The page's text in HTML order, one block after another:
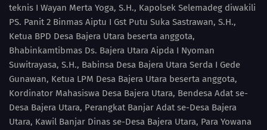
teknis I Wayan Merta Yoga, S.H., Kapolsek Selemadeg diwakili
PS. Panit 2 Binmas Aiptu I Gst Putu Suka Sastrawan, S.H.,
Ketua BPD Desa Bajera Utara beserta anggota,
Bhabinkamtibmas Ds. Bajera Utara Aipda I Nyoman
Suwitrayasa, S.H., Babinsa Desa Bajera Utara Serda I Gede
Gunawan, Ketua LPM Desa Bajera Utara beserta anggota,
Kordinator Mahasiswa Desa Bajera Utara, Bendesa Adat se-
Desa Bajera Utara, Perangkat Banjar Adat se-Desa Bajera
Utara, Kawil Banjar Dinas se-Desa Bajera Utara, Para Yowana